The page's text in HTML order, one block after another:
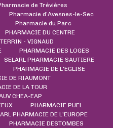
de Trévières
Pharmacie d’Avesnes-le-Sec
Pharmacie du Parc
PHARMACIE DU CENTRE
- VIGNAUD
PHARMACIE DES LOGES
SELARL PHARMACIE SAUTIERE
PHARMACIE DE L'EGLISE
DE RIAUMONT
DE LA TOUR
CHEA-EAP
PHARMACIE PUEL
PHARMACIE DE L'EUROPE
PHARMACIE DESTOMBES